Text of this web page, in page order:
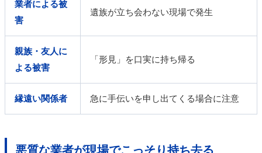
業者による被
害
遺族が立ち会わない現場で発生
親族・友人に
よる被害
「形見」を口実に持ち帰る
縁遠い関係者 急に手伝いを申し出てくる場合に注意
悪質な業者が現場でこっそり持ち去る